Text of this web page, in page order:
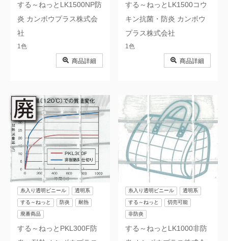
する～ねっとLK1500NP防
炎 カンボウプラス株式会
社
1色
商品詳細
する～ねっとLK1500コウ
キン抗菌・防炎 カンボウ
プラス株式会社
1色
商品詳細
する～ねっとPKL300F防
糸入り透明ビニール 透明系
する～ねっと 防炎 耐熱
廃番商品
する～ねっとLK1000非防
糸入り透明ビニール 透明系
する～ねっと 切売可能
非防炎